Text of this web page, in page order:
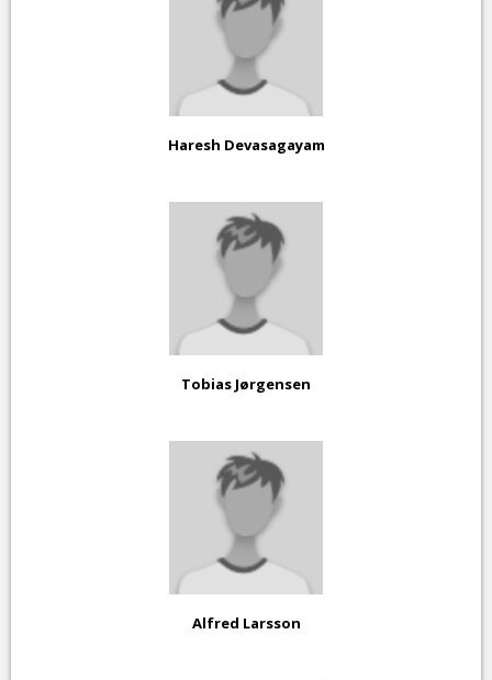
Haresh Devasagayam
Tobias Jørgensen
Alfred Larsson